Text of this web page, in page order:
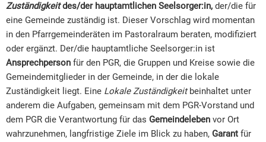
Zuständigkeitdes/der hauptamtlichen Seelsorger:in, der/die für
eine Gemeinde zuständig ist. Dieser Vorschlag wird momentan
in den Pfarrgemeinderäten im Pastoralraum beraten, modifiziert
oder ergänzt. Der/die hauptamtliche Seelsorger:in ist
Ansprechperson für den PGR, die Gruppen und Kreise sowie die
Gemeindemitglieder in der Gemeinde, in der die lokale
Zuständigkeit liegt. Eine Lokale Zuständigkeitbeinhaltet unter
anderem die Aufgaben, gemeinsam mit dem PGR-Vorstand und
dem PGR die Verantwortung für das Gemeindeleben vor Ort
wahrzunehmen, langfristige Ziele im Blick zu haben, Garant für